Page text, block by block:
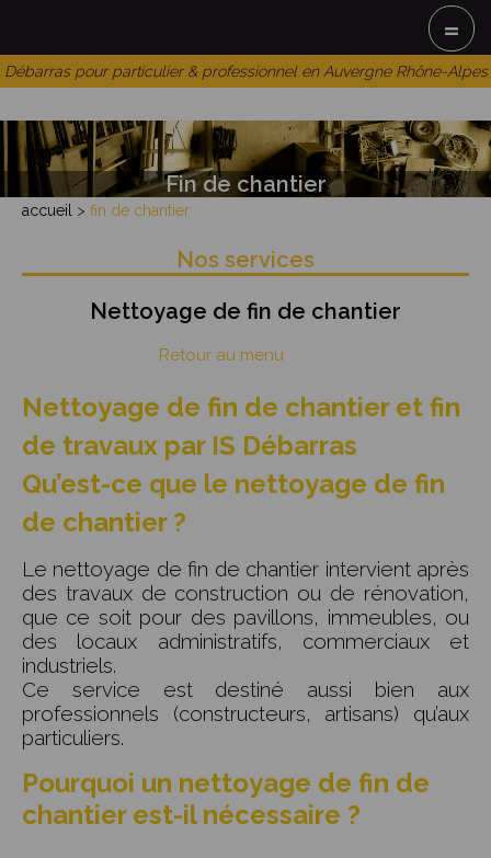
Débarras pour particulier & professionnel en Auvergne Rhône-Alpes
=
Fin de chantier
accueil > fin de chantier
Nos services
Nettoyage de fin de chantier
Retour au menu
Nettoyage de fin de chantier et fin
de travaux par IS Débarras
Qu’est-ce que le nettoyage de fin
de chantier ?
Le nettoyage de fin de chantier intervient après
des travaux de construction ou de rénovation,
que ce soit pour des pavillons, immeubles, ou
des locaux administratifs, commerciaux et
industriels.
Ce service est destiné aussi bien aux
professionnels (constructeurs, artisans) qu’aux
particuliers.
Pourquoi un nettoyage de fin de
chantier est-il nécessaire ?